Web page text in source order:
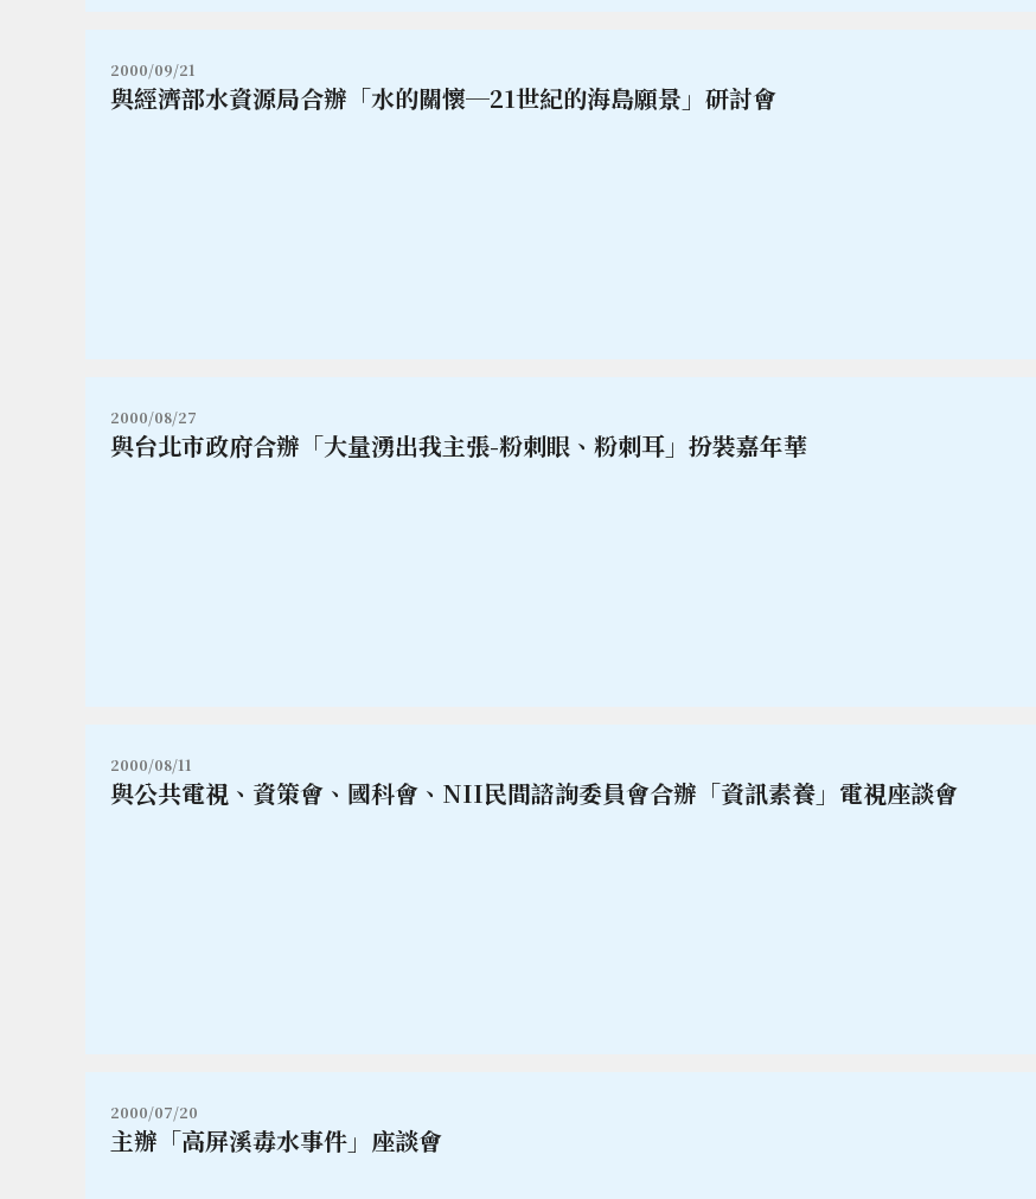
2000/09/21
與經濟部水資源局合辦「水的關懷─21世紀的海島願景」研討會
2000/08/27
與台北市政府合辦「大量湧出我主張-粉刺眼、粉刺耳」扮裝嘉年華
2000/08/11
與公共電視、資策會、國科會、NII民間諮詢委員會合辦「資訊素養」電視座談會
2000/07/20
主辦「高屏溪毒水事件」座談會